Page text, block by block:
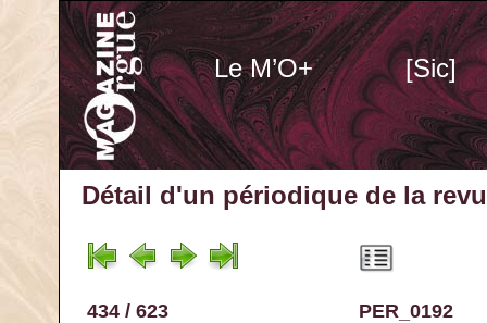
Le M’O+ [Sic]
Détail d'un périodique de la
434 / 623 PER_0192